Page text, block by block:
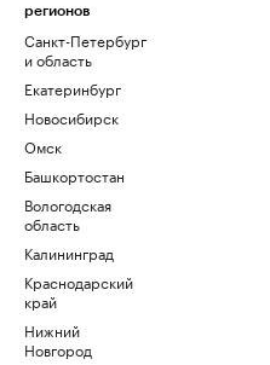
регионов
Санкт-Петербург
и область
Екатеринбург
Новосибирск
Омск
Башкортостан
Вологодская
область
Калининград
Краснодарский
край
Нижний
Новгород